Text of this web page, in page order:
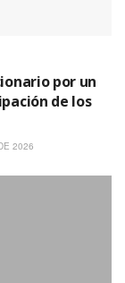
por un
de los
2026